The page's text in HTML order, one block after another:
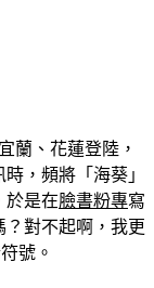
蘭、花蓮登陸，
，頻將「海葵」
於是在臉書粉專寫
對不起啊，我更
號。